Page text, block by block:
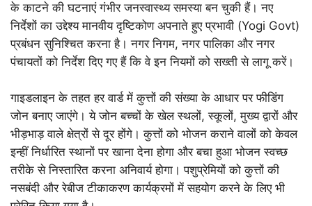
के काटने की घटनाएं गंभीर जनस्वास्थ्य समस्या बन चुकी हैं। नए
निर्देशों का उद्देश्य मानवीय दृष्टिकोण अपनाते हुए प्रभावी (Yogi Govt)
प्रबंधन सुनिश्चित करना है। नगर निगम, नगर पालिका और नगर
पंचायतों को निर्देश दिए गए हैं कि वे इन नियमों को सख्ती से लागू करें।
गाइडलाइन के तहत हर वार्ड में कुत्तों की संख्या के आधार पर फीडिंग
जोन बनाए जाएंगे। ये जोन बच्चों के खेल स्थलों, स्कूलों, मुख्य द्वारों और
भीड़भाड़ वाले क्षेत्रों से दूर होंगे। कुत्तों को भोजन कराने वालों को केवल
इन्हीं निर्धारित स्थानों पर खाना देना होगा और बचा हुआ भोजन स्वच्छ
तरीके से निस्तारित करना अनिवार्य होगा। पशुप्रेमियों को कुत्तों की
नसबंदी और रेबीज टीकाकरण कार्यक्रमों में सहयोग करने के लिए भी